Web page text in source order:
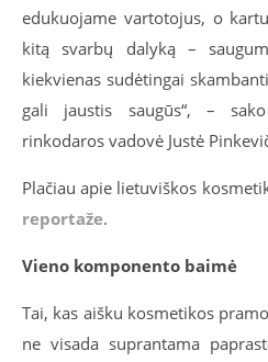
edukuojame vartotojus, o
kitą svarbų dalyką –
kiekvienas sudėtingai
gali jaustis saugūs“, –
rinkodaros vadovė Justė
Plačiau apie lietuviškos
reportaže.
Vieno komponento baimė
Tai, kas aišku kosmetikos
ne visada suprantama